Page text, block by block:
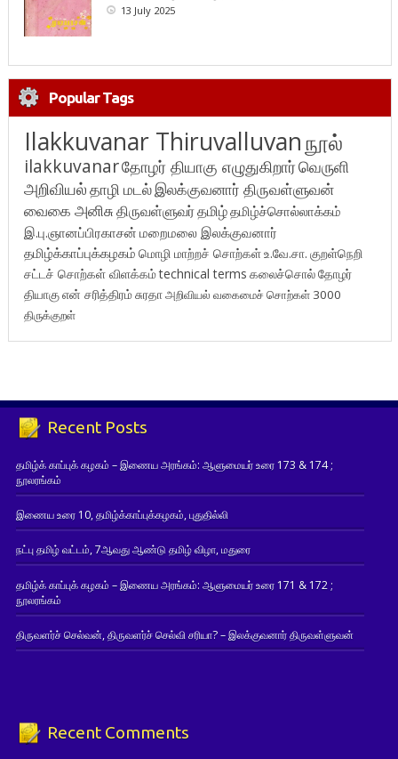
13 July 2025
Popular Tags
Ilakkuvanar Thiruvalluvanநூல்
ilakkuvanarதோழர் தியாகு எழுதுகிறார்வெருளி
அறிவியல்தாழி மடல்இலக்குவனார் திருவள்ளுவன்
வைகை அனிசுதிருவள்ளுவர்தமிழ்தமிழ்ச்சொல்லாக்கம்
இ.பு.ஞானப்பிரகாசன் மறைமலை இலக்குவனார்
தமிழ்க்காப்புக்கழகம் மொழி மாற்றச் சொற்கள்உ.வே.சா. குறள்நெறி
சட்டச் சொற்கள் விளக்கம்technical terms கலைச்சொல்தோழர்
தியாகுஎன் சரித்திரம்சுரதாஅறிவியல் வகைமைச் சொற்கள் 3000
திருக்குறள்
Recent Posts
தமிழ்க் காப்புக் கழகம் – இணைய அரங்கம்: ஆளுமையர் உரை 173 & 174 ;
நூலரங்கம்
இணைய உரை 10, தமிழ்க்காப்புக்கழகம், புதுதில்லி
நட்பு தமிழ் வட்டம், 7ஆவது ஆண்டு தமிழ் விழா, மதுரை
தமிழ்க் காப்புக் கழகம் – இணைய அரங்கம்: ஆளுமையர் உரை 171 & 172 ;
நூலரங்கம்
திருவளர்ச் செல்வன், திருவளர்ச் செல்வி சரியா? – இலக்குவனார் திருவள்ளுவன்
Recent Comments